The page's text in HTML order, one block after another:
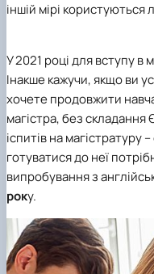
іншій мірі користуються
У 2021 році для вступу в
Інакше кажучи, якщо ви
хочете продовжити
магістра, без складання
іспитів на магістратуру
готуватися до неї
випробування з
року.